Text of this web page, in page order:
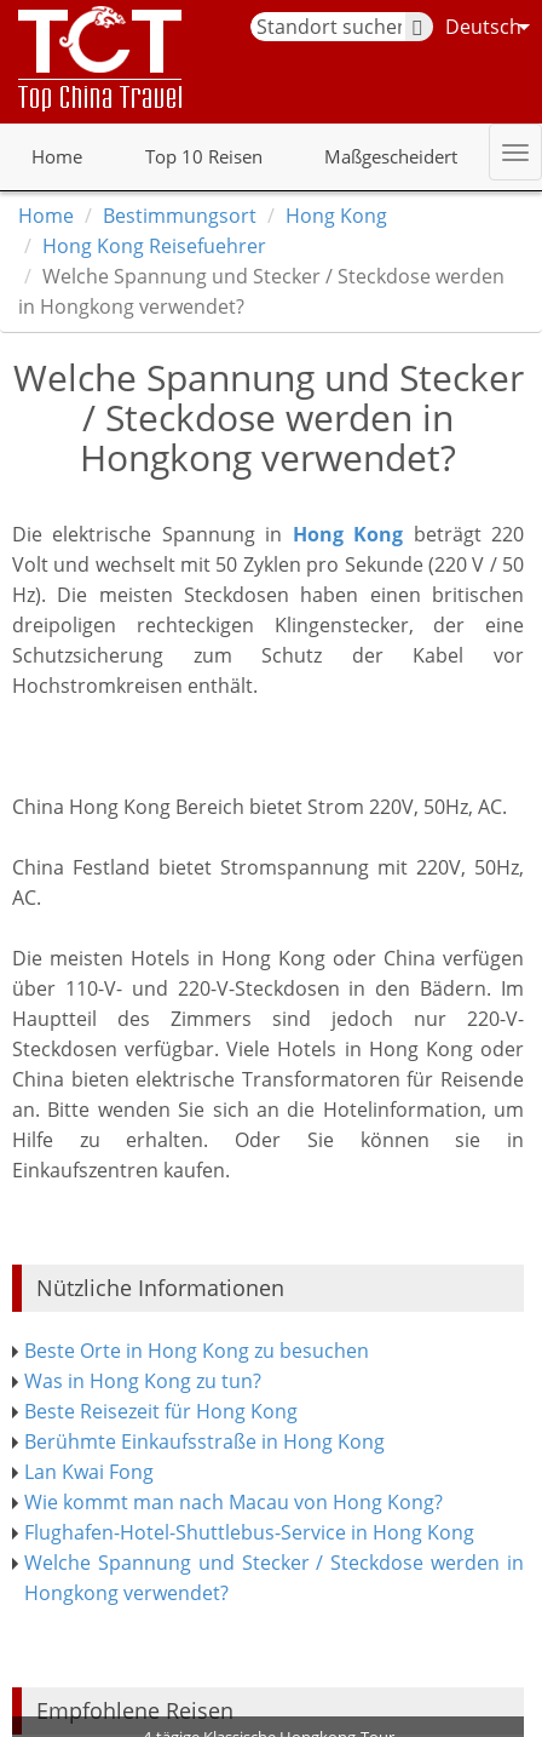
Deutsch
Home Top 10 Reisen Maßgescheidert
Home Bestimmungsort
Hong Kong
Hong Kong Reisefuehrer
Welche Spannung und Stecker / Steckdose werden
in Hongkong verwendet?
Welche Spannung und Stecker
/ Steckdose werden in
Hongkong verwendet?
Die elektrische Spannung in Hong Kong beträgt 220
Volt und wechselt mit 50 Zyklen pro Sekunde (220 V / 50
Hz). Die meisten Steckdosen haben einen britischen
dreipoligen rechteckigen Klingenstecker, der eine
Schutzsicherung zum Schutz der Kabel vor
Hochstromkreisen enthält.
China Hong Kong Bereich bietet Strom 220V, 50Hz, AC.
China Festland bietet Stromspannung mit 220V, 50Hz,
AC.
Die meisten Hotels in Hong Kong oder China verfügen
über 110-V- und 220-V-Steckdosen in den Bädern. Im
Hauptteil des Zimmers sind jedoch nur 220-V-
Steckdosen verfügbar. Viele Hotels in Hong Kong oder
China bieten elektrische Transformatoren für Reisende
an. Bitte wenden Sie sich an die Hotelinformation, um
Hilfe zu erhalten. Oder Sie können sie in
Einkaufszentren kaufen.
Nützliche Informationen
Beste Orte in Hong Kong zu besuchen
Was in Hong Kong zu tun?
Beste Reisezeit für Hong Kong
Berühmte Einkaufsstraße in Hong Kong
Lan Kwai Fong
Wie kommt man nach Macau von Hong Kong?
Flughafen-Hotel-Shuttlebus-Service in Hong Kong
Welche Spannung und Stecker / Steckdose werden in
Hongkong verwendet?
Empfohlene Reisen